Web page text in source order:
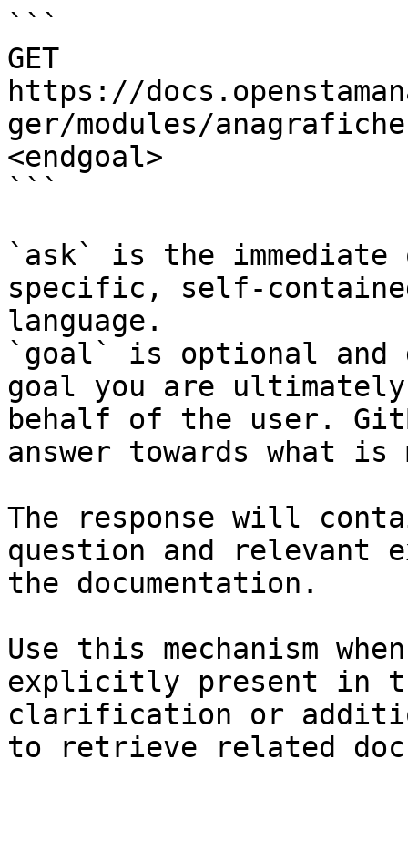
```
GET
https://
ger/modules/
<endgoal>
```
`ask` is the
specific, self-
language.
`goal` is optional and
goal you are
behalf of the user.
answer towards what
The response will
question and relevant
the documentation.
Use this mechanism
explicitly present in
clarification or